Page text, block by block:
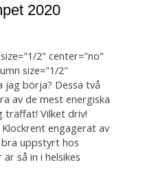
2020
2" center="no"
size="1/2"
jag börja? Dessa två
av de mest energiska
träffat! Vilket driv!
engagerat av
uppstyrt hos
så in i helsikes